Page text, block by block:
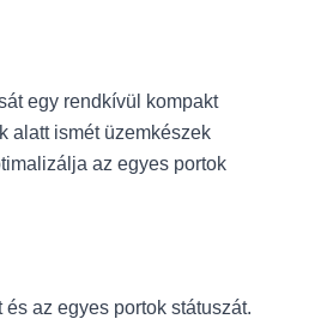
egy rendkívül kompakt
alatt ismét üzemkészek
az egyes portok
az egyes portok státuszát.